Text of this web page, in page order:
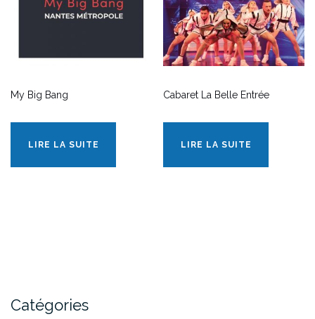
My Big Bang
LIRE LA SUITE
Cabaret La Belle Entrée
LIRE LA SUITE
Catégories